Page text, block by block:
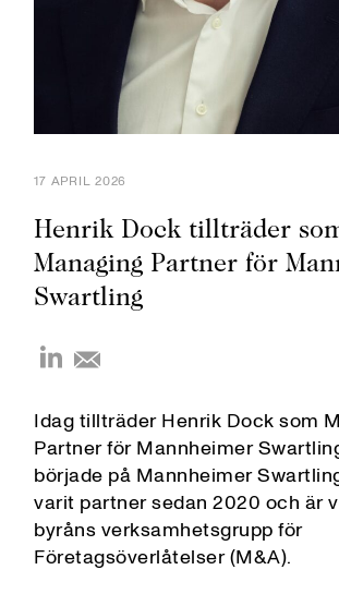
17 APRIL 2026
Henrik Dock tillträder
Managing Partner för
Swartling
Idag tillträder Henrik Dock som
Partner för Mannheimer
började på Mannheimer
varit partner sedan 2020 och är
byråns verksamhetsgrupp för
Företagsöverlåtelser (M&A).